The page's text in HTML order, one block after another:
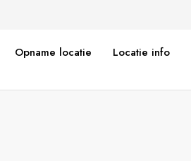
Opname locatie Locatie info